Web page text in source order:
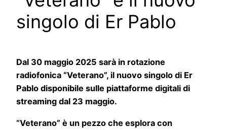
singolo di Er Pablo
Dal 30 maggio 2025 sarà in rotazione
radiofonica “Veterano”, il nuovo singolo di Er
Pablo disponibile sulle piattaforme digitali di
streaming dal 23 maggio.
“Veterano” è un pezzo che esplora con